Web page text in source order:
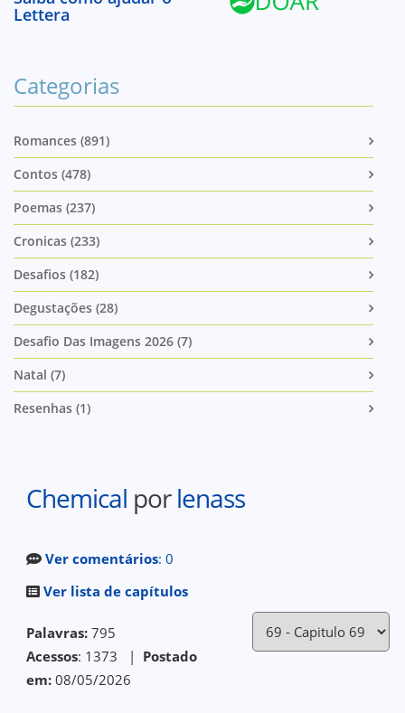
Lettera
Categorias
Romances (891)
Contos (478)
Poemas (237)
Cronicas (233)
Desafios (182)
Degustações (28)
Desafio Das Imagens 2026 (7)
Natal (7)
Resenhas (1)
Chemical porlenass
Ver comentários: 0
Ver lista de capítulos
Palavras: 795
Acessos: 1373 | Postado
em: 08/05/2026